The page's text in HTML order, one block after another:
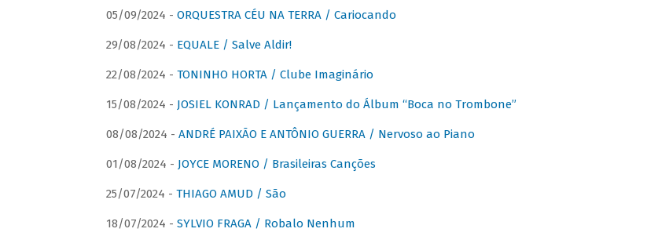
05/09/2024 - ORQUESTRA CÉU NA TERRA / Cariocando
29/08/2024 - EQUALE / Salve Aldir!
22/08/2024 - TONINHO HORTA / Clube Imaginário
15/08/2024 - JOSIEL KONRAD / Lançamento do Álbum “Boca no Trombone”
08/08/2024 - ANDRÉ PAIXÃO E ANTÔNIO GUERRA / Nervoso ao Piano
01/08/2024 - JOYCE MORENO / Brasileiras Canções
25/07/2024 - THIAGO AMUD / São
18/07/2024 - SYLVIO FRAGA / Robalo Nenhum